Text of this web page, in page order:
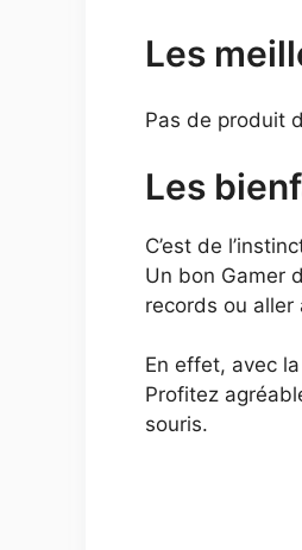
Les
Pas de produit
Les
C’est de
Un bon Gamer
records ou aller
En effet, avec
Profitez
souris.